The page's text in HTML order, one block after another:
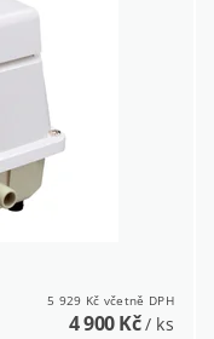
5 929 Kč včetně DPH
4 900 Kč/ ks